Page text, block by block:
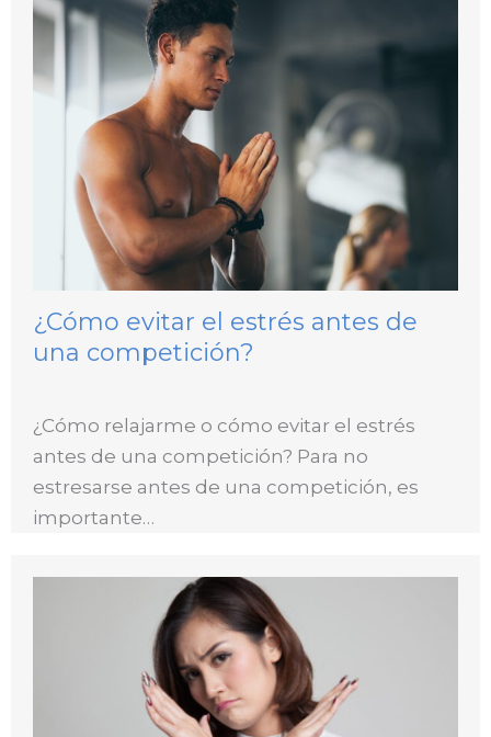
¿Cómo evitar el estrés antes de
una competición?
¿Cómo relajarme o cómo evitar el estrés
antes de una competición? Para no
estresarse antes de una competición, es
importante…